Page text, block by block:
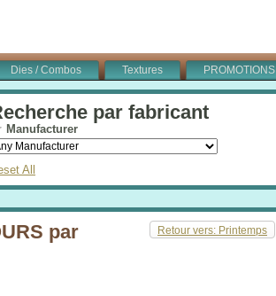
Dies / Combos Textures PROMOTIONS
par fabricant
Manufacturer
All
Retour vers: Printemps
par